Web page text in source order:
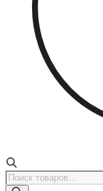
Поиск
товаров